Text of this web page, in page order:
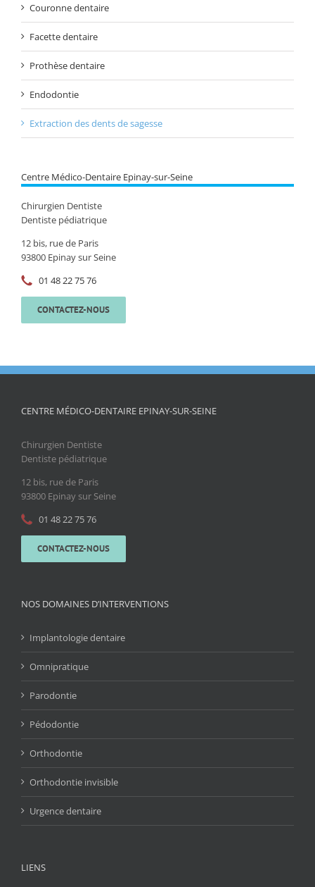
Couronne dentaire
Facette dentaire
Prothèse dentaire
Endodontie
Extraction des dents de sagesse
Centre Médico-Dentaire Epinay-sur-Seine
Chirurgien Dentiste
Dentiste pédiatrique
12 bis, rue de Paris
93800 Epinay sur Seine
01 48 22 75 76
CONTACTEZ-NOUS
CENTRE MÉDICO-DENTAIRE EPINAY-SUR-SEINE
Chirurgien Dentiste
Dentiste pédiatrique
12 bis, rue de Paris
93800 Epinay sur Seine
01 48 22 75 76
CONTACTEZ-NOUS
NOS DOMAINES D’INTERVENTIONS
Implantologie dentaire
Omnipratique
Parodontie
Pédodontie
Orthodontie
Orthodontie invisible
Urgence dentaire
LIENS